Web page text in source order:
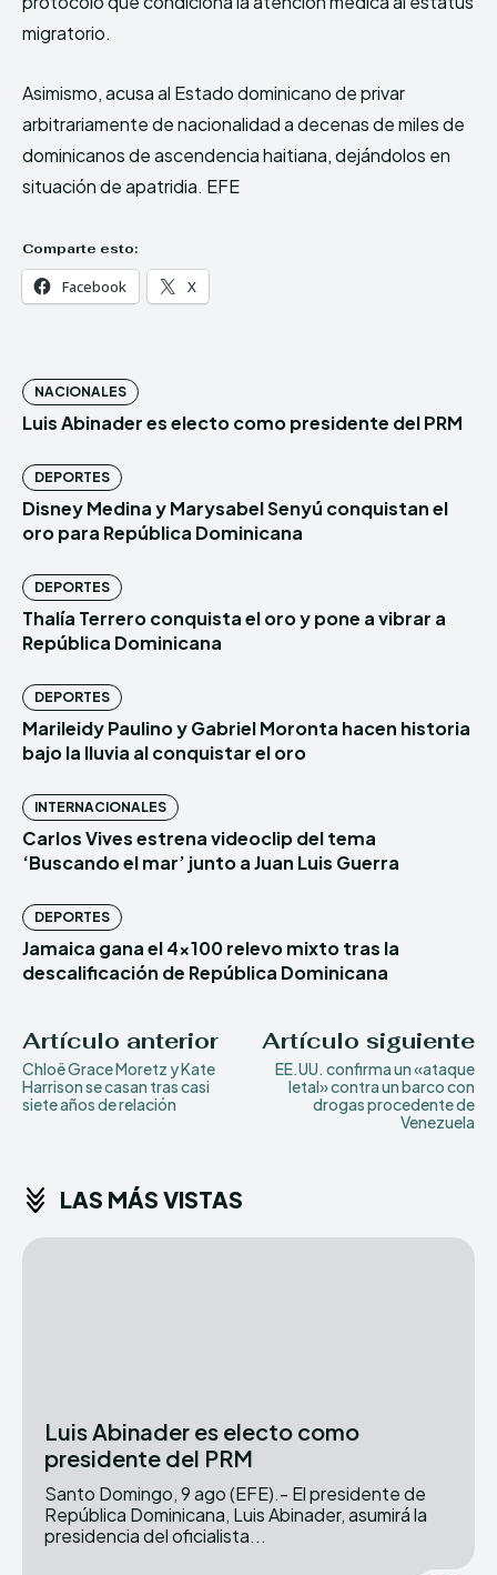
migratorio.
Asimismo, acusa al Estado dominicano de privar
arbitrariamente de nacionalidad a decenas de miles de
dominicanos de ascendencia haitiana, dejándolos en
situación de apatridia. EFE
Comparte esto:
Facebook X
NACIONALES
Luis Abinader es electo como presidente del PRM
DEPORTES
Disney Medina y Marysabel Senyú conquistan el
oro para República Dominicana
DEPORTES
Thalía Terrero conquista el oro y pone a vibrar a
República Dominicana
DEPORTES
Marileidy Paulino y Gabriel Moronta hacen historia
bajo la lluvia al conquistar el oro
INTERNACIONALES
Carlos Vives estrena videoclip del tema
‘Buscando el mar’ junto a Juan Luis Guerra
DEPORTES
Jamaica gana el 4×100 relevo mixto tras la
descalificación de República Dominicana
Artículo anterior
Chloë Grace Moretz y Kate
Harrison se casan tras casi
siete años de relación
Artículo siguiente
EE.UU. confirma un «ataque
letal» contra un barco con
drogas procedente de
Venezuela
LAS MÁS VISTAS
Luis Abinader es electo como
presidente del PRM
Santo Domingo, 9 ago (EFE).- El presidente de
República Dominicana, Luis Abinader, asumirá la
presidencia del oficialista...